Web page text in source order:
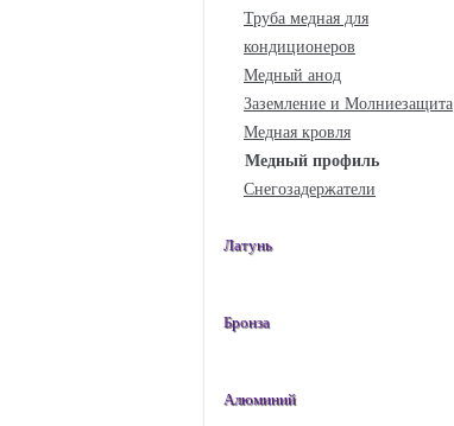
Труба медная для
кондиционеров
Медный анод
Заземление и Молниезащита
Медная кровля
Медный профиль
Снегозадержатели
Латунь
Бронза
Алюминий